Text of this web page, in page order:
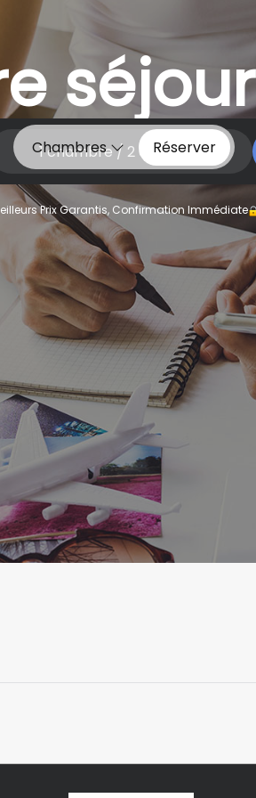
Chambres Réserver
séjour
1chambre / 2adultes
Prix Garantis, Confirmation Immédiate